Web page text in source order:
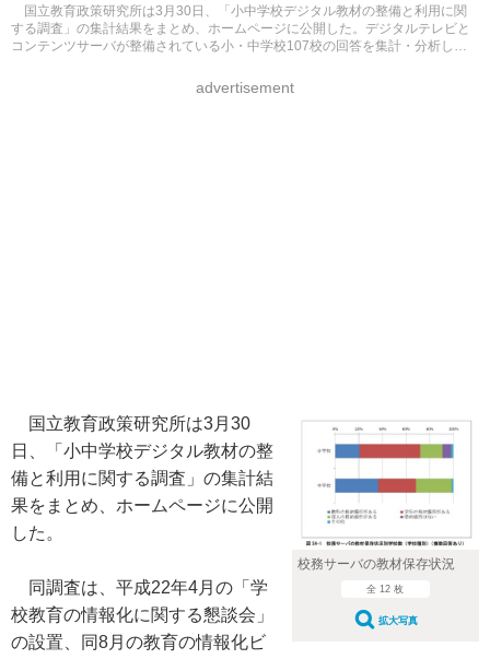
国立教育政策研究所は3月30日、「小中学校デジタル教材の整備と利用に関
する調査」の集計結果をまとめ、ホームページに公開した。デジタルテレビと
コンテンツサーバが整備されている小・中学校107校の回答を集計・分析して
advertisement
校務サーバの教材保存状況
全 12 枚
拡大写真
国立教育政策研究所は3月30
日、「小中学校デジタル教材の整
備と利用に関する調査」の集計結
果をまとめ、ホームページに公開
した。
同調査は、平成22年4月の「学
校教育の情報化に関する懇談会」
の設置、同8月の教育の情報化ビ